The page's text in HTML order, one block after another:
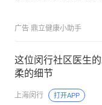
广告 鼎立健康小助手
这位闵行社区医生
柔的细节
上海闵行 打开APP